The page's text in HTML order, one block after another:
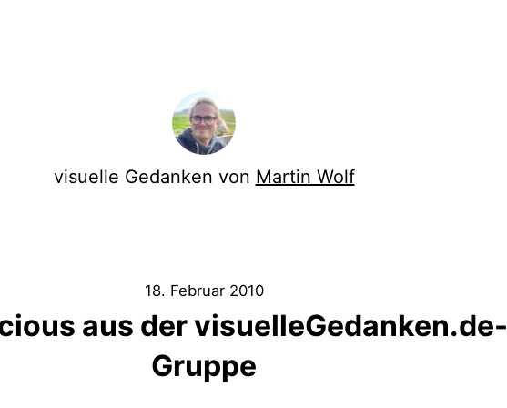
visuelle Gedanken von Martin Wolf
18. Februar 2010
aus der visuelleGedanken.de-
Gruppe